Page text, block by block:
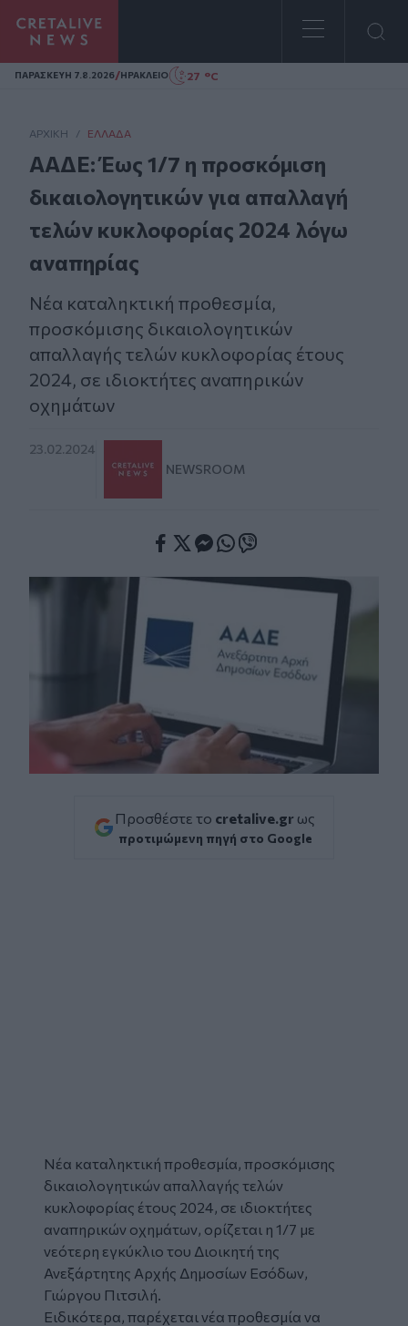
Homepage
ΠΑΡΑΣΚΕΥΗ 7.8.2026/ΗΡΑΚΛΕΙΟ 27 °C
ΑΡΧΙΚΗ / ΕΛΛΆΔΑ
ΑΑΔΕ: Έως 1/7 η προσκόμιση
δικαιολογητικών για απαλλαγή
τελών κυκλοφορίας 2024 λόγω
αναπηρίας
Νέα καταληκτική προθεσμία,
προσκόμισης δικαιολογητικών
απαλλαγής τελών κυκλοφορίας έτους
2024, σε ιδιοκτήτες αναπηρικών
οχημάτων
23.02.2024
NEWSROOM
Προσθέστε το cretalive.gr ως
προτιμώμενη πηγή στο Google
Νέα καταληκτική προθεσμία, προσκόμισης
δικαιολογητικών απαλλαγής τελών
κυκλοφορίας έτους 2024, σε ιδιοκτήτες
αναπηρικών οχημάτων, ορίζεται η 1/7 με
νεότερη εγκύκλιο του Διοικητή της
Ανεξάρτητης Αρχής Δημοσίων Εσόδων,
Γιώργου Πιτσιλή.
Ειδικότερα, παρέχεται νέα προθεσμία να